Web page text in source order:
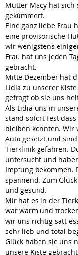
Mutter Macy hat sich
gekümmert.
Eine ganz liebe Frau
eine provisorische
wir wenigstens
Frau hat uns jeden
gebracht.
Mitte Dezember hat
Lidia zu unserer
gefragt ob sie uns
Als Lidia uns in
stand sofort fest
bleiben konnten. Wir
Auto gesetzt und
Tierklinik gefahren.
untersucht und
Impfung bekommen.
spannend. Zum
und gesund.
Mir hat es in der
war warm und
wir uns richtig satt
sehr lieb und total
Glück haben sie uns
unsere Kiste